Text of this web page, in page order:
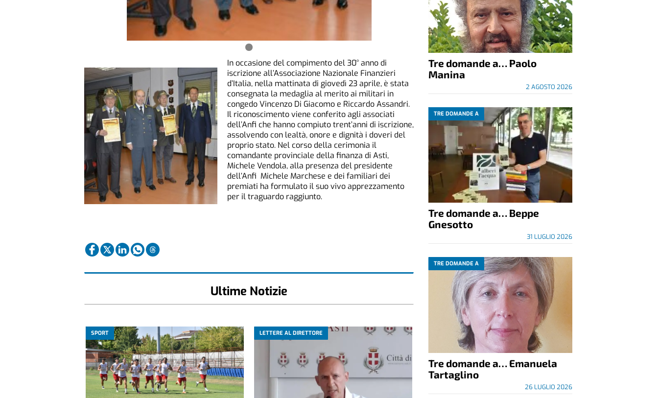
In occasione del compimento del 30° anno di
iscrizione all’Associazione Nazionale Finanzieri
d’Italia, nella mattinata di giovedì 23 aprile, è stata
consegnata la medaglia al merito ai militari in
congedo Vincenzo Di Giacomo e Riccardo Assandri.
Il riconoscimento viene conferito agli associati
dell’Anfi che hanno compiuto trent’anni di iscrizione,
assolvendo con lealtà, onore e dignità i doveri del
proprio stato. Nel corso della cerimonia il
comandante provinciale della finanza di Asti,
Michele Vendola, alla presenza del presidente
dell’Anfi Michele Marchese e dei familiari dei
premiati ha formulato il suo vivo apprezzamento
per il traguardo raggiunto.
Ultime Notizie
SPORT LETTERE AL DIRETTORE
Tre domande a… Paolo
Manina
2 AGOSTO 2026
TRE DOMANDE A
Tre domande a… Beppe
Gnesotto
31 LUGLIO 2026
TRE DOMANDE A
Tre domande a… Emanuela
Tartaglino
26 LUGLIO 2026